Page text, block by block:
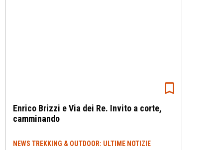
Enrico Brizzi e Via dei Re. Invito a corte,
camminando
NEWS TREKKING & OUTDOOR: ULTIME NOTIZIE